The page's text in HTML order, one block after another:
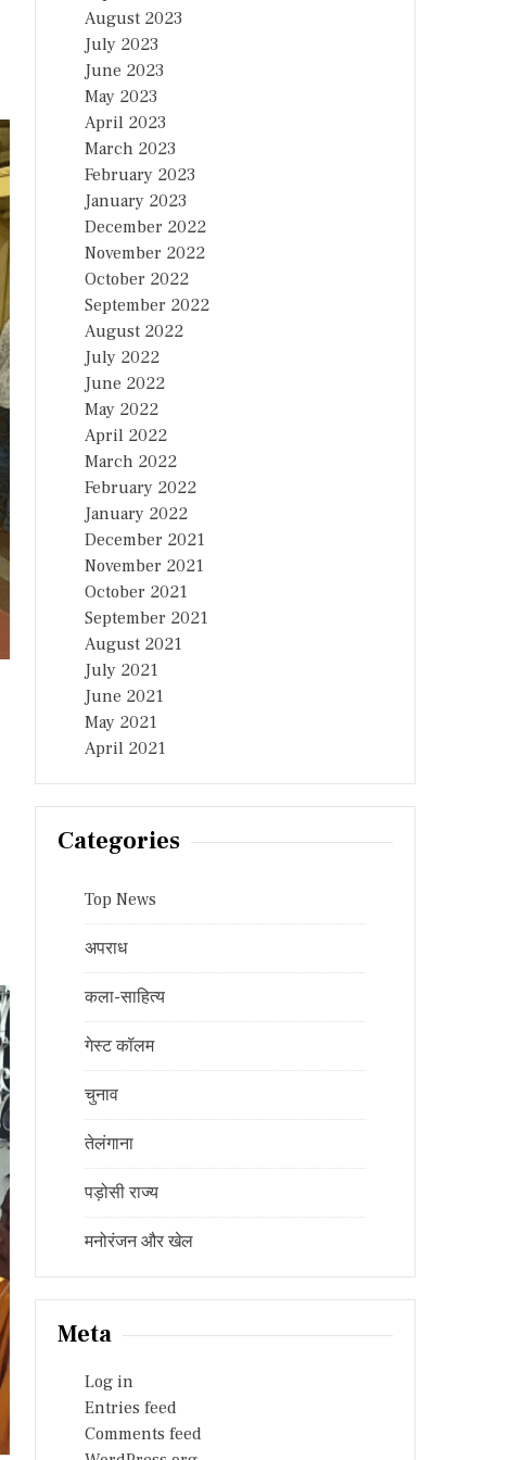
August 2023
July 2023
June 2023
May 2023
April 2023
March 2023
February 2023
January 2023
December 2022
November 2022
October 2022
September 2022
August 2022
July 2022
June 2022
May 2022
April 2022
March 2022
February 2022
January 2022
December 2021
November 2021
October 2021
September 2021
August 2021
July 2021
June 2021
May 2021
April 2021
Categories
Top News
अपराध
कला-साहित्य
गेस्ट कॉलम
चुनाव
तेलंगाना
पड़ोसी राज्य
मनोरंजन और खेल
Meta
Log in
Entries feed
Comments feed